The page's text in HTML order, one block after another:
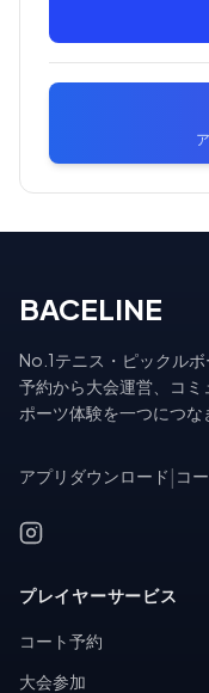
BACELINE
No.1テニス・ピックル
予約から大会運営、コ
ポーツ体験を一つにつな
アプリダウンロード コ
プレイヤーサービス
コート予約
大会参加